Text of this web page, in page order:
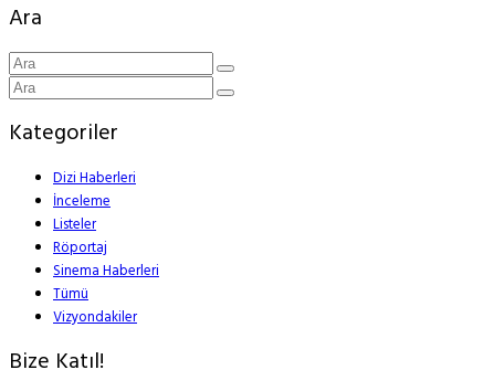
Ara
Kategoriler
Dizi Haberleri
İnceleme
Listeler
Röportaj
Sinema Haberleri
Tümü
Vizyondakiler
Bize Katıl!